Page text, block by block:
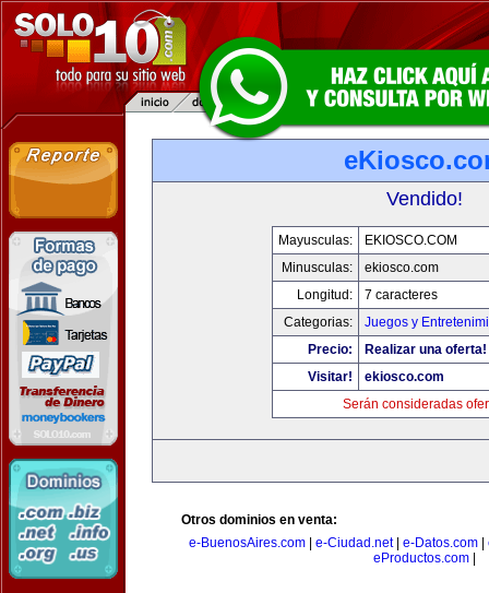
Vendido!
Mayusculas:
EKIOSCO.COM
Minusculas:
ekiosco.com
Longitud:
7 caracteres
Categorias:
Juegos y
Precio:
Realizar una oferta!
Visitar!
ekiosco.com
Serán consideradas
Otros dominios en venta:
e-BuenosAires.com| e-Ciudad.net| e-Datos.com|
eProductos.com